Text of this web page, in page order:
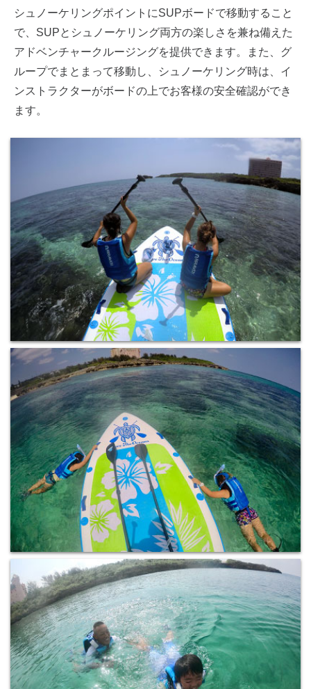
シュノーケリングポイントにSUPボードで移動すること
で、SUPとシュノーケリング両方の楽しさを兼ね備えた
アドベンチャークルージングを提供できます。また、グ
ループでまとまって移動し、シュノーケリング時は、イ
ンストラクターがボードの上でお客様の安全確認ができ
ます。